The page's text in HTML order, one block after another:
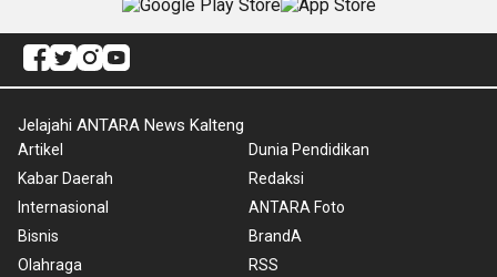
Jelajahi ANTARA News Kalteng
Artikel
Kabar Daerah
Internasional
Bisnis
Olahraga
Dunia Pendidikan
Redaksi
ANTARA Foto
BrandA
RSS